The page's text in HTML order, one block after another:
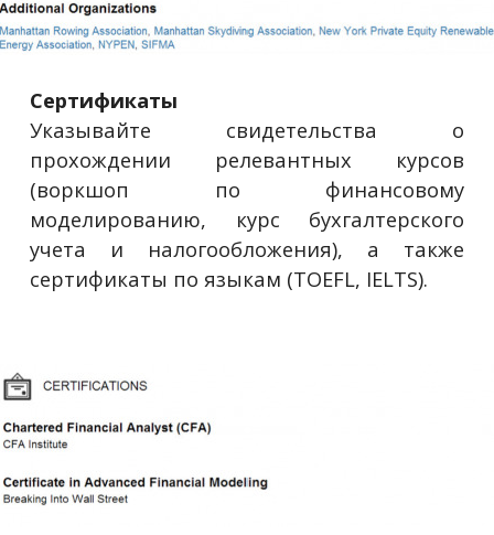
Сертификаты
Указывайте свидетельства о
прохождении релевантных курсов
(воркшоп по финансовому
моделированию, курс бухгалтерского
учета и налогообложения), а также
сертификаты по языкам (TOEFL, IELTS).